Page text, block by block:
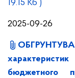
19.15 Кб )
2025-09-26
бюджетного